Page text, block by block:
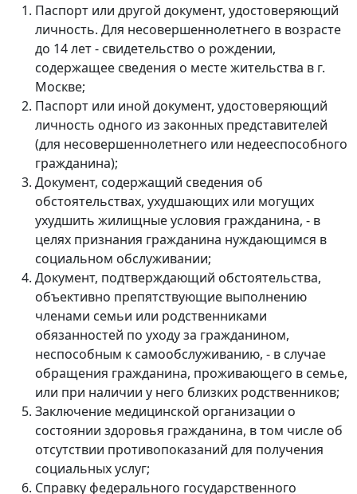
Паспорт или другой документ, удостоверяющий
личность. Для несовершеннолетнего в возрасте
до 14 лет - свидетельство о рождении,
содержащее сведения о месте жительства в г.
Москве;
Паспорт или иной документ, удостоверяющий
личность одного из законных представителей
(для несовершеннолетнего или недееспособного
гражданина);
Документ, содержащий сведения об
обстоятельствах, ухудшающих или могущих
ухудшить жилищные условия гражданина, - в
целях признания гражданина нуждающимся в
социальном обслуживании;
Документ, подтверждающий обстоятельства,
объективно препятствующие выполнению
членами семьи или родственниками
обязанностей по уходу за гражданином,
неспособным к самообслуживанию, - в случае
обращения гражданина, проживающего в семье,
или при наличии у него близких родственников;
Заключение медицинской организации о
состоянии здоровья гражданина, в том числе об
отсутствии противопоказаний для получения
социальных услуг;
Справку федерального государственного